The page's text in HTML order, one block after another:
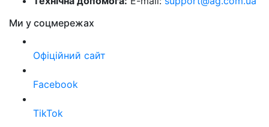
Ми у соцмережах
Офіційний сайт
Facebook
TikTok